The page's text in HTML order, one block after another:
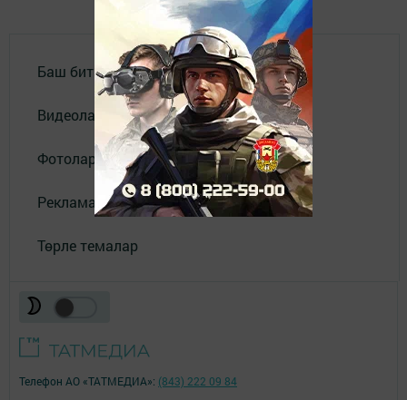
Баш бит
Видеолар
Фотолар галереясы
Реклама
Төрле темалар
Телефон АО «ТАТМЕДИА»: (843) 222 09 84